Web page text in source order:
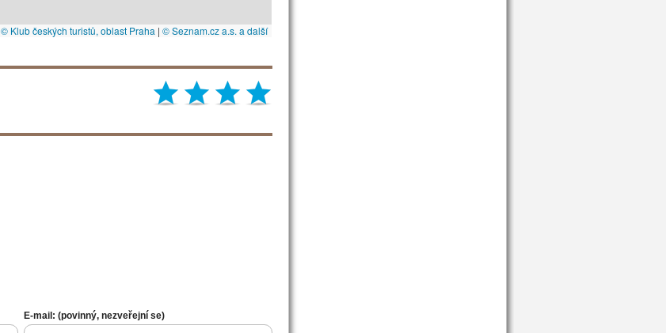
© Klub českých turistů, oblast Praha | © Seznam.cz a.s. a další
E-mail: (povinný, nezveřejní se)